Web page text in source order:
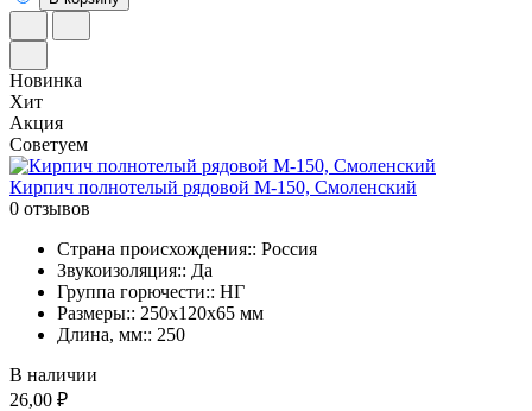
Новинка
Хит
Акция
Советуем
Кирпич полнотелый рядовой М-150, Смоленский
0 отзывов
Страна происхождения:: Россия
Звукоизоляция:: Да
Группа горючести:: НГ
Размеры:: 250х120х65 мм
Длина, мм:: 250
В наличии
26,00 ₽